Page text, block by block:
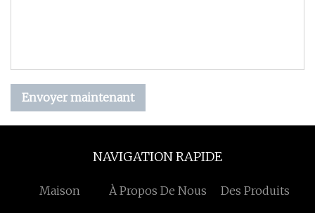
Envoyer maintenant
NAVIGATION RAPIDE
Maison À Propos De Nous Des Produits